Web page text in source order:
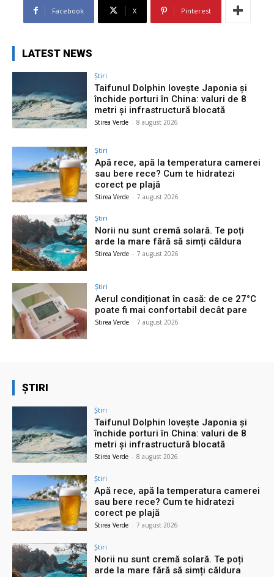
Facebook X Pinterest
LATEST NEWS
Știri
Taifunul Dolphin lovește Japonia și
închide porturi în China: valuri de 8
metri și infrastructură blocată
Stirea Verde - 8 august 2026
Știri
Apă rece, apă la temperatura camerei
sau bere rece? Cum te hidratezi
corect pe plajă
Stirea Verde - 7 august 2026
Știri
Norii nu sunt cremă solară. Te poți
arde la mare fără să simți căldura
Stirea Verde - 7 august 2026
Știri
Aerul condiționat în casă: de ce 27°C
poate fi mai confortabil decât pare
Stirea Verde - 7 august 2026
ȘTIRI
Știri
Taifunul Dolphin lovește Japonia și
închide porturi în China: valuri de 8
metri și infrastructură blocată
Stirea Verde - 8 august 2026
Știri
Apă rece, apă la temperatura camerei
sau bere rece? Cum te hidratezi
corect pe plajă
Stirea Verde - 7 august 2026
Știri
Norii nu sunt cremă solară. Te poți
arde la mare fără să simți căldura